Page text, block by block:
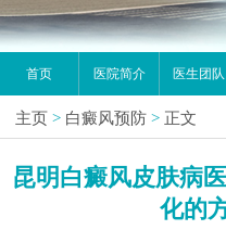
首页 医院简介 医生团队
主页 > 白癜风预防 > 正文
昆明白癜风皮肤病
化的